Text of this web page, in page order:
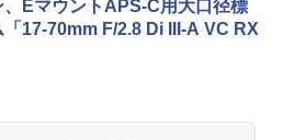
、EマウントAPS-C用大口径標
17-70mm F/2.8 Di III-A VC RX